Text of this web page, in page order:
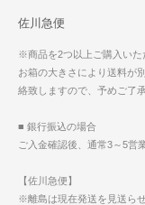
佐川急便
※商品を2つ以上ご購入いた
お箱の大きさにより送料が
絡致しますので、予めご了
■ 銀行振込の場合
ご入金確認後、通常3～5営
【佐川急便】
※離島は現在発送を見送ら